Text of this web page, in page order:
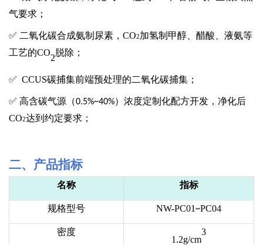
气要求；
✅ 二氧化碳合成氨制尿素， CO2加氢制甲醇、醋酸、液氨等
工艺的CO
2
脱除；
✅ CCUS碳捕集前端预处理的二氧化碳捕集 ；
✅ 高含碳气源 （0.5%~40%） 浓度定制化配方开发，净化后
CO2达到约定要求 ；
二、产品指标
名称 指标
规格型号 NW-PC01~PC04
密度
1.2g/cm
3